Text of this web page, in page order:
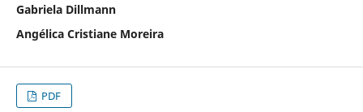
Gabriela Dillmann
Angélica Cristiane Moreira
PDF